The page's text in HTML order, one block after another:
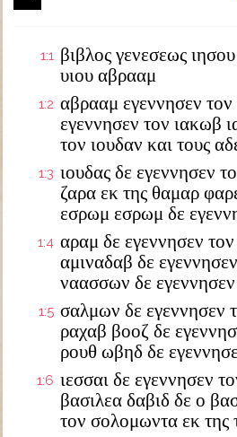
1:1 βιβλος γενεσεως
υιου αβρααμ
1:2 αβρααμ εγεννησεν
εγεννησεν τον ιακωβ
τον ιουδαν και τους
1:3 ιουδας δε εγεννησεν
ζαρα εκ της θαμαρ
εσρωμ εσρωμ δε
1:4 αραμ δε εγεννησεν
αμιναδαβ δε
ναασσων δε
1:5 σαλμων δε εγεννησεν
ραχαβ βοοζ δε
ρουθ ωβηδ δε
1:6 ιεσσαι δε εγεννησεν
βασιλεα δαβιδ δε ο
τον σολομωντα εκ της